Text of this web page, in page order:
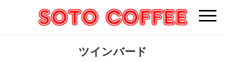
ツインバード